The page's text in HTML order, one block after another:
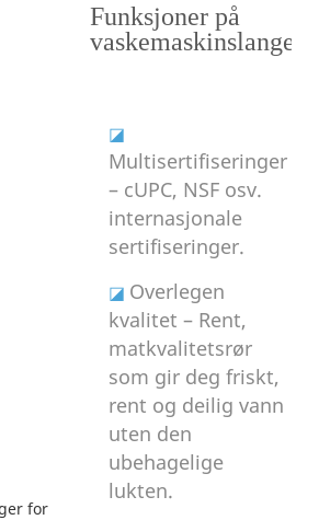
Funksjoner på
vaskemaskinslangen
◪
Multisertifiseringer
– cUPC, NSF osv.
internasjonale
sertifiseringer.
◪ Overlegen
kvalitet – Rent,
matkvalitetsrør
som gir deg friskt,
rent og deilig vann
uten den
ubehagelige
lukten.